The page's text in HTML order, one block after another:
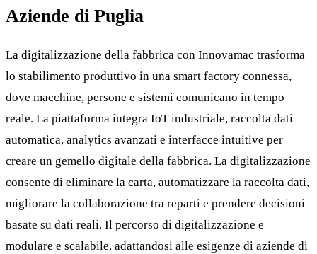
Aziende di Puglia
La digitalizzazione della fabbrica con Innovamac trasforma
lo stabilimento produttivo in una smart factory connessa,
dove macchine, persone e sistemi comunicano in tempo
reale. La piattaforma integra IoT industriale, raccolta dati
automatica, analytics avanzati e interfacce intuitive per
creare un gemello digitale della fabbrica. La digitalizzazione
consente di eliminare la carta, automatizzare la raccolta dati,
migliorare la collaborazione tra reparti e prendere decisioni
basate su dati reali. Il percorso di digitalizzazione e
modulare e scalabile, adattandosi alle esigenze di aziende di